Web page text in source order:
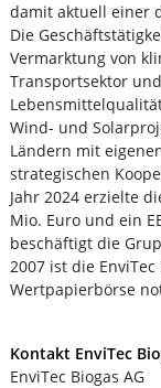
damit aktuell einer
Die
Vermarktung von
Transportsektor
Wind- und
Ländern mit
strategischen
Jahr 2024 erzielte
Mio. Euro und ein
beschäftigt die
2007 ist die
Wertpapierbörse
Kontakt EnviTec
EnviTec Biogas AG